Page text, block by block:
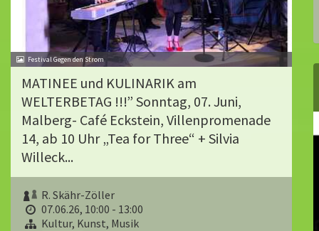
Festival Gegen den Strom
MATINEE und KULINARIK am
WELTERBETAG !!!” Sonntag, 07. Juni,
Malberg- Café Eckstein, Villenpromenade
14, ab 10 Uhr „Tea for Three“ + Silvia
Willeck...
R. Skähr-Zöller
07.06.26, 10:00 - 13:00
Kultur, Kunst, Musik